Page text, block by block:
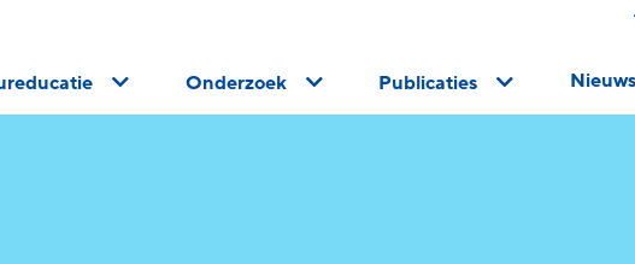
Onderzoek Publicaties Nieuws